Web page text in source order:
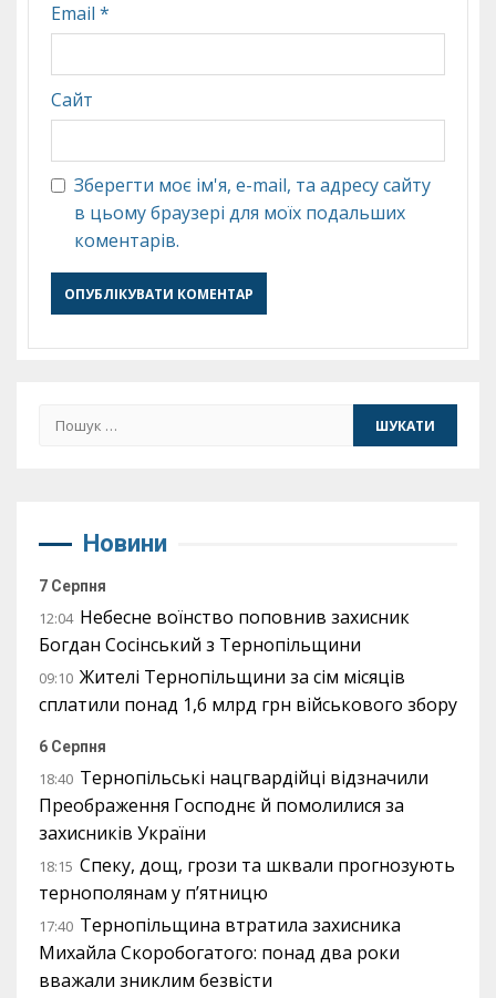
Email *
Сайт
Зберегти моє ім'я, e-mail, та адресу сайту
в цьому браузері для моїх подальших
коментарів.
Пошук:
Новини
7 Серпня
12:04 Небесне воїнство поповнив захисник
Богдан Сосінський з Тернопільщини
09:10 Жителі Тернопільщини за сім місяців
сплатили понад 1,6 млрд грн військового збору
6 Серпня
18:40 Тернопільські нацгвардійці відзначили
Преображення Господнє й помолилися за
захисників України
18:15 Спеку, дощ, грози та шквали прогнозують
тернополянам у п’ятницю
17:40 Тернопільщина втратила захисника
Михайла Скоробогатого: понад два роки
вважали зниклим безвісти